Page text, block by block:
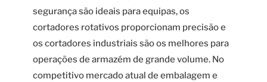
segurança são ideais para equipas, os
cortadores rotativos proporcionam precisão e
os cortadores industriais são os melhores para
operações de armazém de grande volume. No
competitivo mercado atual de embalagem e